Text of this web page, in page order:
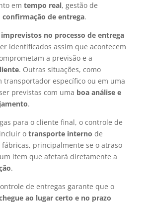
em tempo real, gestão de
confirmação de entrega.
imprevistos no processo de entrega
identificados assim que acontecem
a previsão e a
. Outras situações, como
transportador específico ou em uma
previstas com uma boa análise e
.
para o cliente final, o controle de
o transporte interno de
principalmente se o atraso
item que afetará diretamente a
.
de entregas garante que o
ao lugar certo e no prazo